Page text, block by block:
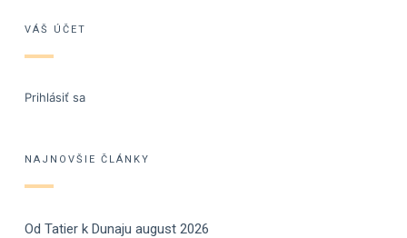
VÁŠ ÚČET
Prihlásiť sa
NAJNOVŠIE ČLÁNKY
Od Tatier k Dunaju august 2026